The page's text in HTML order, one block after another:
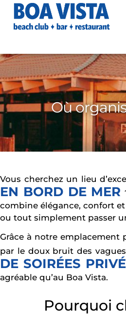
Où
Vous cherchez un lieu
EN BORD DE MER
combine élégance, confort
ou tout simplement passer
Grâce à notre emplacement
par le doux bruit des
DE SOIRÉES
agréable qu’au Boa Vista.
Pourquoi